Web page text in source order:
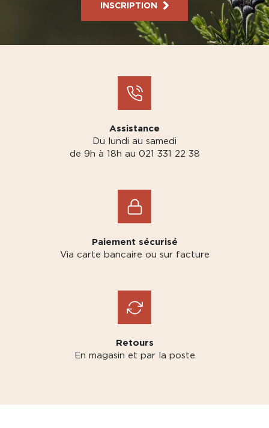
INSCRIPTION
Assistance
Du lundi au samedi
de 9h à 18h au 021 331 22 38
Paiement sécurisé
Via carte bancaire ou sur facture
Retours
En magasin et par la poste